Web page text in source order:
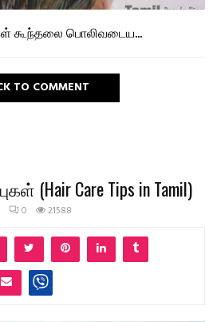
கூந்தலை பொலிவடைய…
TO COMMENT
(Hair Care Tips in Tamil)
0 21588